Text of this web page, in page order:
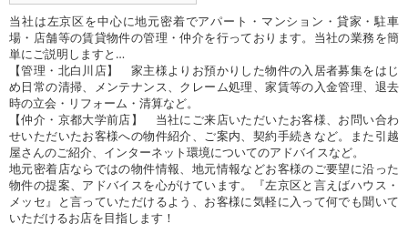
当社は左京区を中心に地元密着でアパート・マンション・貸家・駐車
場・店舗等の賃貸物件の管理・仲介を行っております。当社の業務を簡
単にご説明しますと…
【管理・北白川店】 家主様よりお預かりした物件の入居者募集をはじ
め日常の清掃、メンテナンス、クレーム処理、家賃等の入金管理、退去
時の立会・リフォーム・清算など。
【仲介・京都大学前店】 当社にご来店いただいたお客様、お問い合わ
せいただいたお客様への物件紹介、ご案内、契約手続きなど。また引越
屋さんのご紹介、インターネット環境についてのアドバイスなど。
地元密着店ならではの物件情報、地元情報などお客様のご要望に沿った
物件の提案、アドバイスを心がけています。『左京区と言えばハウス・
メッセ』と言っていただけるよう、お客様に気軽に入って何でも聞いて
いただけるお店を目指します！